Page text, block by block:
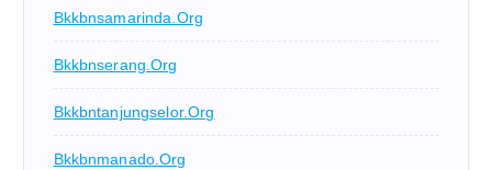
Bkkbnsamarinda.org
Bkkbnserang.org
Bkkbntanjungselor.org
Bkkbnmanado.org